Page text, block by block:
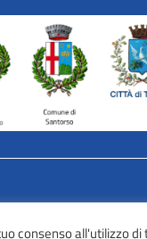
consenso all'utilizzo